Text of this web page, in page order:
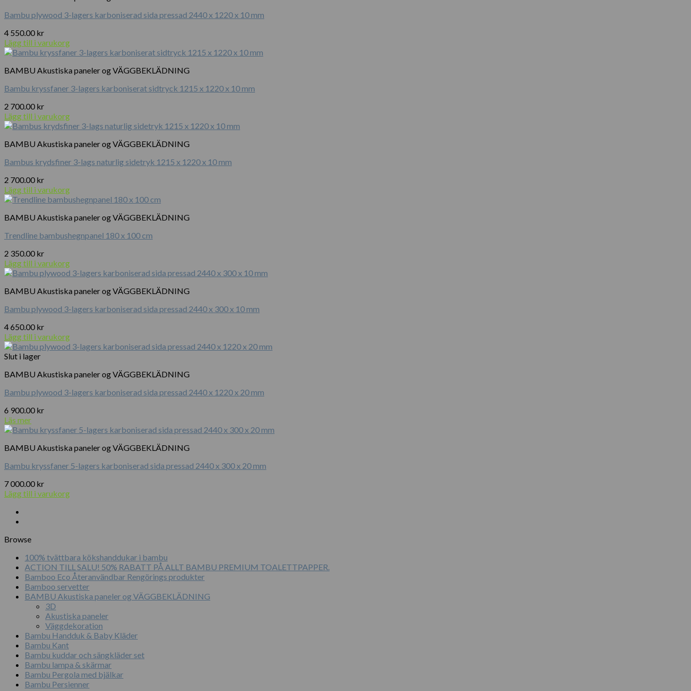
Bambu plywood 3-lagers karboniserad sida pressad 2440 x 1220 x 10 mm
4 550.00 kr
Lägg till i varukorg
BAMBU Akustiska paneler og VÄGGBEKLÄDNING
Bambu kryssfaner 3-lagers karboniserat sidtryck 1215 x 1220 x 10 mm
2 700.00 kr
Lägg till i varukorg
BAMBU Akustiska paneler og VÄGGBEKLÄDNING
Bambus krydsfiner 3-lags naturlig sidetryk 1215 x 1220 x 10 mm
2 700.00 kr
Lägg till i varukorg
BAMBU Akustiska paneler og VÄGGBEKLÄDNING
Trendline bambushegnpanel 180 x 100 cm
2 350.00 kr
Lägg till i varukorg
BAMBU Akustiska paneler og VÄGGBEKLÄDNING
Bambu plywood 3-lagers karboniserad sida pressad 2440 x 300 x 10 mm
4 650.00 kr
Lägg till i varukorg
Slut i lager
BAMBU Akustiska paneler og VÄGGBEKLÄDNING
Bambu plywood 3-lagers karboniserad sida pressad 2440 x 1220 x 20 mm
6 900.00 kr
Läs mer
BAMBU Akustiska paneler og VÄGGBEKLÄDNING
Bambu kryssfaner 5-lagers karboniserad sida pressad 2440 x 300 x 20 mm
7 000.00 kr
Lägg till i varukorg
Browse
100% tvättbara kökshanddukar i bambu
ACTION TILL SALU! 50% RABATT PÅ ALLT BAMBU PREMIUM TOALETTPAPPER.
Bamboo Eco Återanvändbar Rengörings produkter
Bamboo servetter
BAMBU Akustiska paneler og VÄGGBEKLÄDNING
3D
Akustiska paneler
Väggdekoration
Bambu Handduk & Baby Kläder
Bambu Kant
Bambu kuddar och sängkläder set
Bambu lampa & skärmar
Bambu Pergola med bjälkar
Bambu Persienner